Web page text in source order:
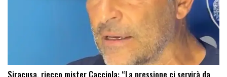
Siracusa, riecco mister Cacciola: “La pressione ci servirà da